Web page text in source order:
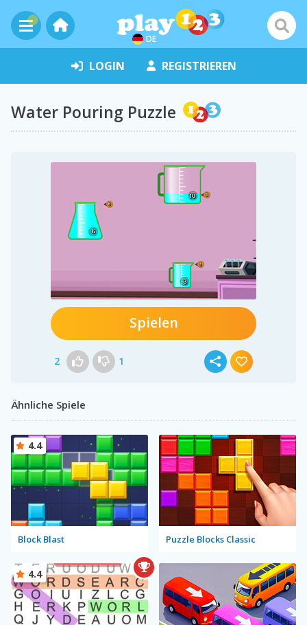
DE
LOGIN REGISTRIEREN
Water Pouring Puzzle
Spielen
2 1
Ähnliche Spiele
Block Blast
4.4
Puzzle Blocks Classic
4.4